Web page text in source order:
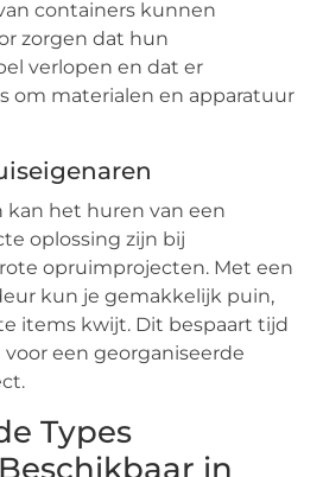
containers kunnen
zorgen dat hun
verlopen en dat er
om materialen en apparatuur
kan het huren van een
oplossing zijn bij
opruimprojecten. Met een
kun je gemakkelijk puin,
items kwijt. Dit bespaart tijd
een georganiseerde
Types
in